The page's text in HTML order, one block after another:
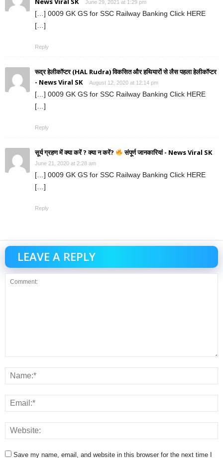
June 29, 2021 at 1:29 pm
[…] 0009 GK GS for SSC Railway Banking Click HERE
[…]
Reply
रूद्र हेलीकॉप्टर (HAL Rudra) विकसित और हथियारों से लैस पहला हेलीकॉप्टर
- News Viral SK
August 12, 2020 at 12:14 pm
[…] 0009 GK GS for SSC Railway Banking Click HERE
[…]
Reply
सूर्य ग्रहण में क्या करें ? क्या न करें? संपूर्ण जानकारियां - News Viral SK
June 21, 2020 at 2:28 am
[…] 0009 GK GS for SSC Railway Banking Click HERE
[…]
Reply
LEAVE A REPLY
Save my name, email, and website in this browser for the next time I